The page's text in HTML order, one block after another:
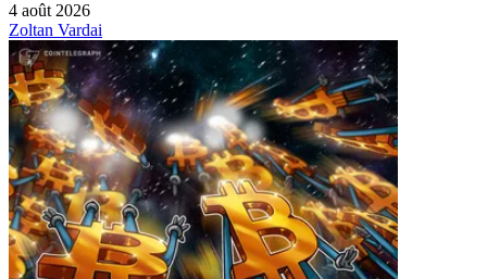
4 août 2026
Zoltan Vardai